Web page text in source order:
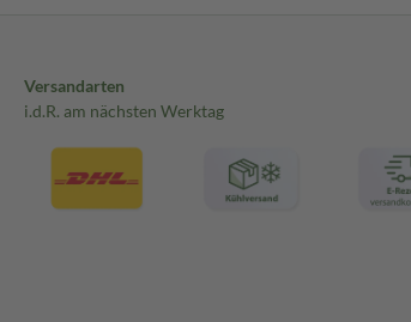
Versandarten
i.d.R. am nächsten Werktag